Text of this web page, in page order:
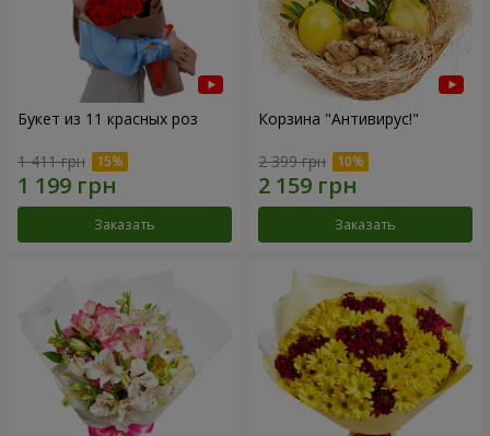
Букет из 11 красных роз
1 411 грн
Заказать
Корзина "Антивирус!"
2 399 грн
Заказать